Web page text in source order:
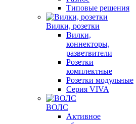
Типовые решения
Вилки, розетки
Вилки,
коннекторы,
разветвители
Розетки
комплектные
Розетки модульные
Серия VIVA
ВОЛС
Активное